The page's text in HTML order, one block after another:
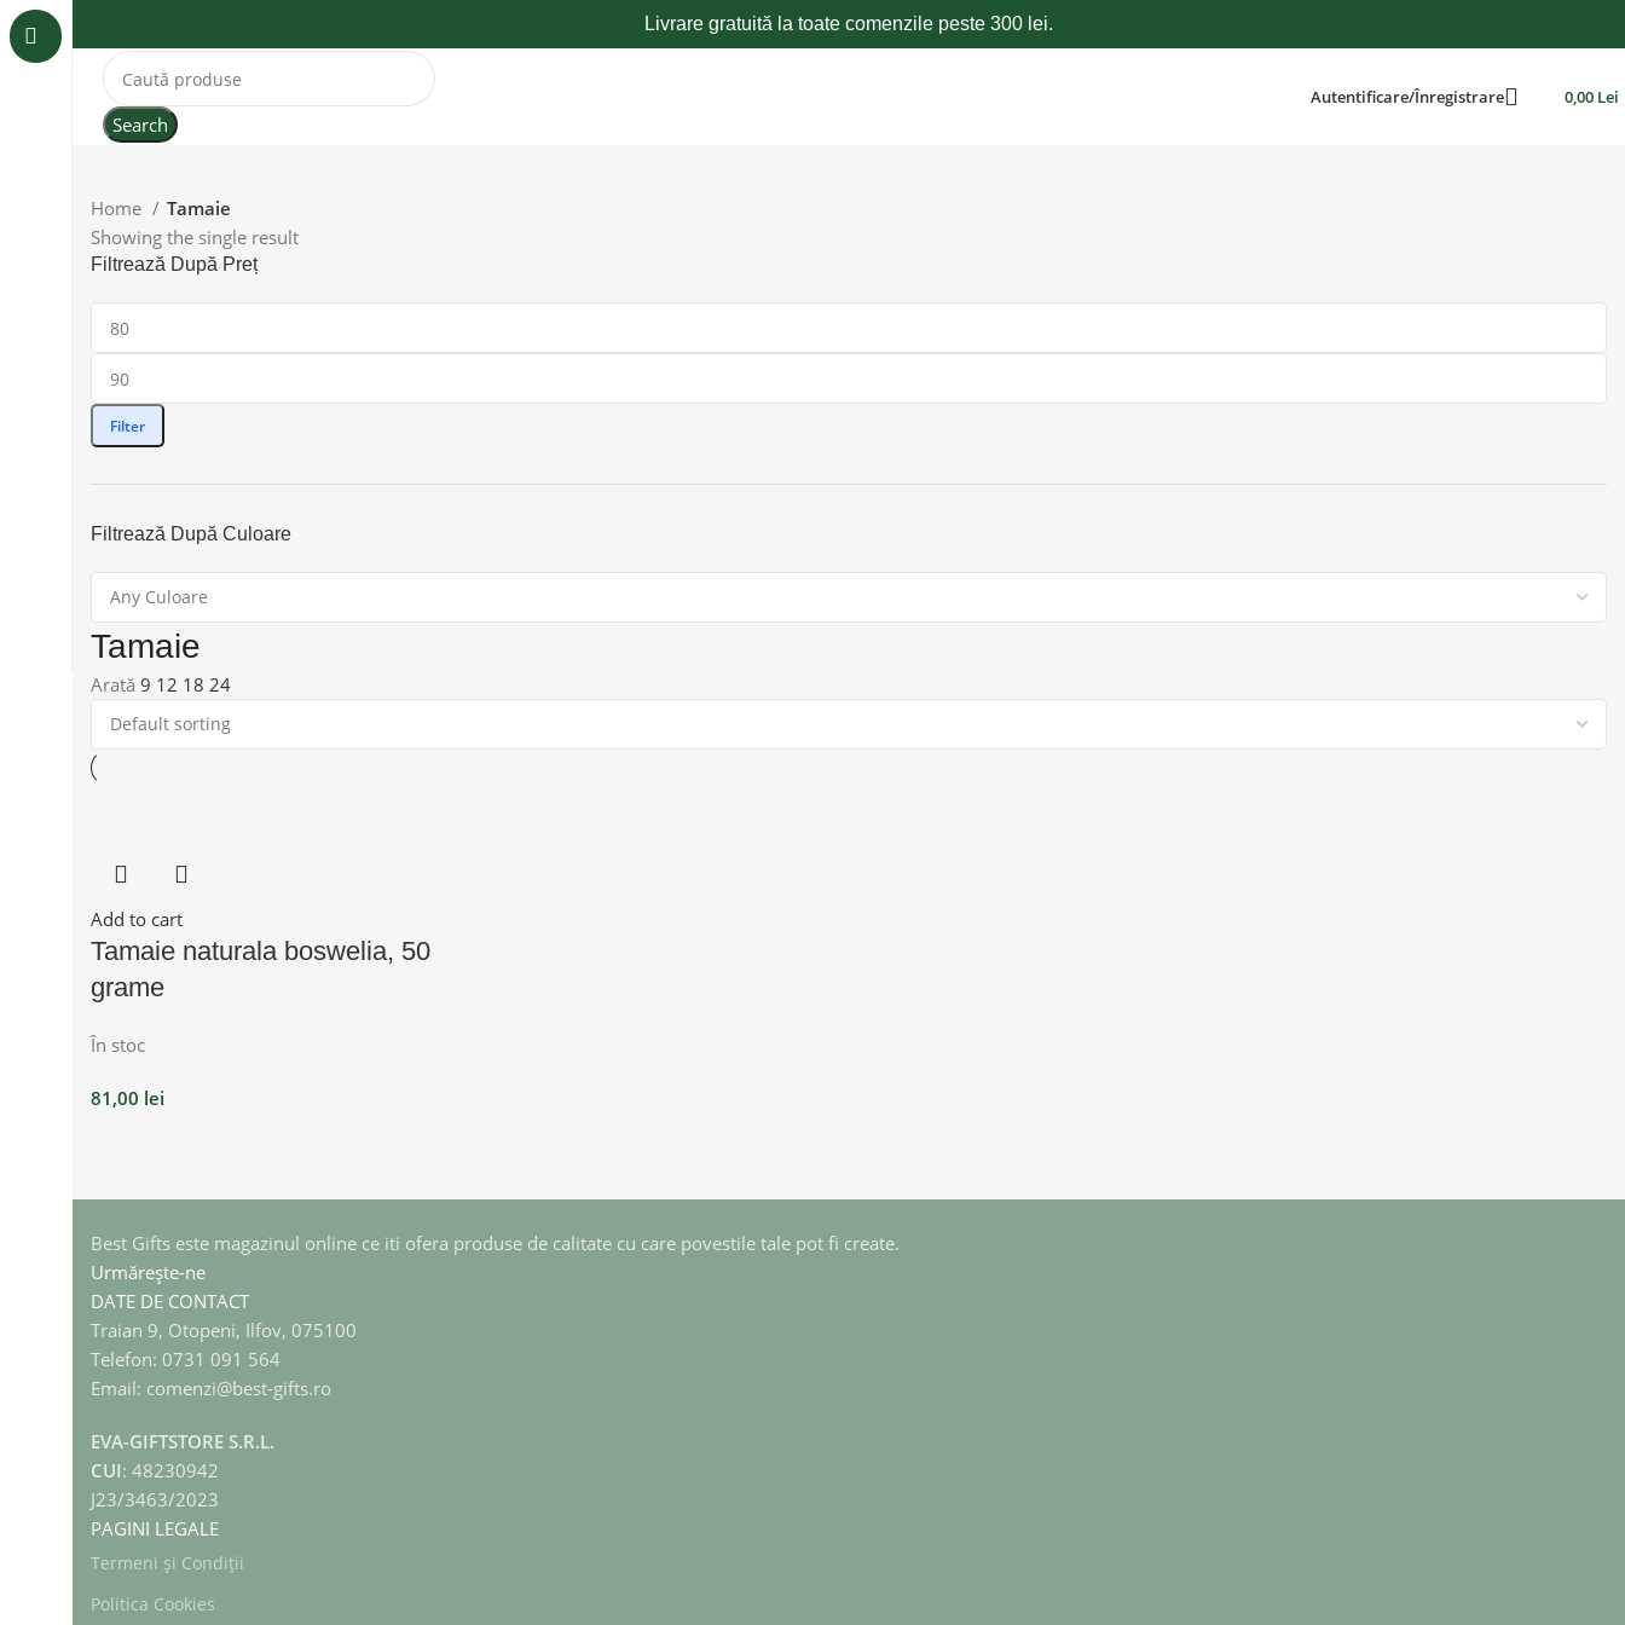
Livrare gratuită la toate comenzile peste 300 lei.
Search
Autentificare/Înregistrare 0,00 Lei
Home
Tamaie
Showing the single result
Filtrează După Preț
Filter
Filtrează După Culoare
Tamaie
Arată 9 12 18 24
Add to cart
Tamaie naturala boswelia, 50
grame
În stoc
81,00 lei
Best Gifts este magazinul online ce iti ofera produse de calitate cu care povestile tale pot fi create.
Urmărește-ne
DATE DE CONTACT
Traian 9, Otopeni, Ilfov, 075100
Telefon: 0731 091 564
Email: comenzi@best-gifts.ro
EVA-GIFTSTORE S.R.L.
CUI: 48230942
J23/3463/2023
PAGINI LEGALE
Termeni și Condiții
Politica Cookies